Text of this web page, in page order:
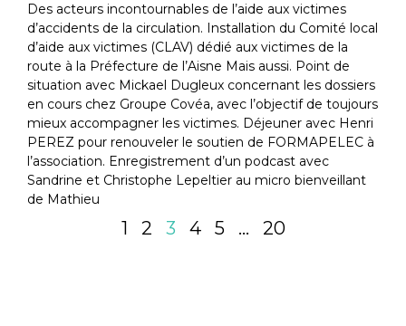
Des acteurs incontournables de l’aide aux victimes
d’accidents de la circulation. Installation du Comité local
d’aide aux victimes (CLAV) dédié aux victimes de la
route à la Préfecture de l’Aisne Mais aussi. Point de
situation avec Mickael Dugleux concernant les dossiers
en cours chez Groupe Covéa, avec l’objectif de toujours
mieux accompagner les victimes. Déjeuner avec Henri
PEREZ pour renouveler le soutien de FORMAPELEC à
l’association. Enregistrement d’un podcast avec
Sandrine et Christophe Lepeltier au micro bienveillant
de Mathieu
1 2 3 4 5 … 20